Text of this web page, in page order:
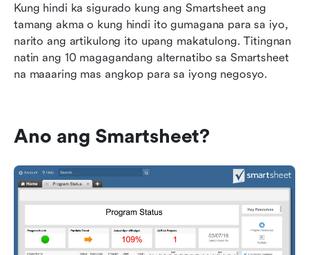
Kung hindi ka sigurado kung ang Smartsheet ang
tamang akma o kung hindi ito gumagana para sa iyo,
narito ang artikulong ito upang makatulong. Titingnan
natin ang 10 magagandang alternatibo sa Smartsheet
na maaaring mas angkop para sa iyong negosyo.
Ano ang Smartsheet?
Huling mga saloobin sa paghahanap ng
pinakamahusay na alternatibo sa Smartsheet